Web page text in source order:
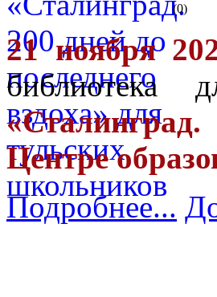
(0)
21 ноября
Центре
Подробнее...